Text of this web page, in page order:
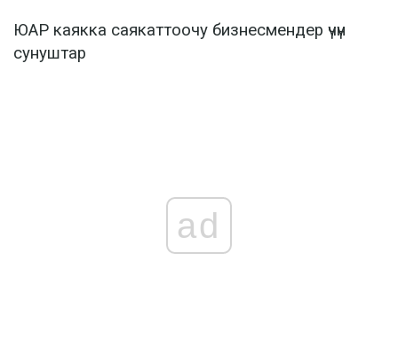
ЮАР каякка саякаттоочу бизнесмендер үчүн
сунуштар
ad